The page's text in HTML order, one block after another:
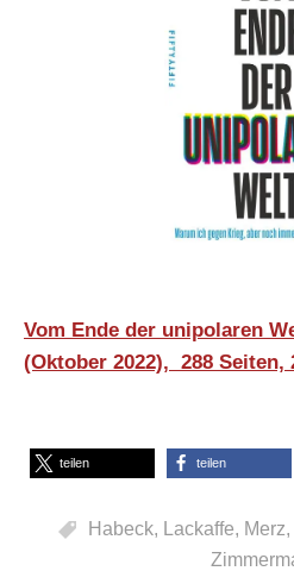
Vom Ende der unipolaren
(Oktober 2022), 288 Seiten,
teilen teilen
Habeck, Lackaffe, Merz,